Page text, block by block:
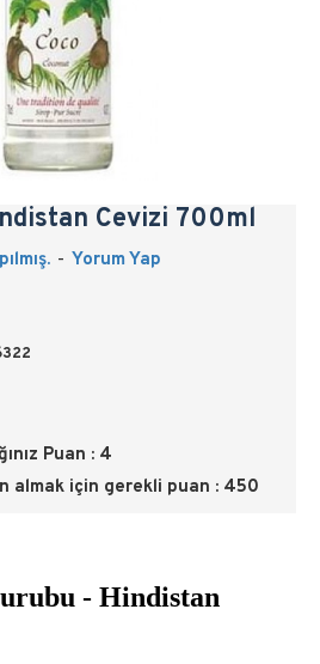
Cevizi 700ml
- Yorum Yap
Puan : 4
almak için gerekli puan : 450
- Hindistan